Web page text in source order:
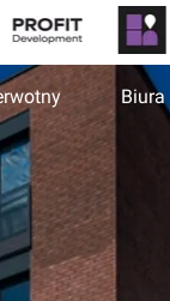
Biura